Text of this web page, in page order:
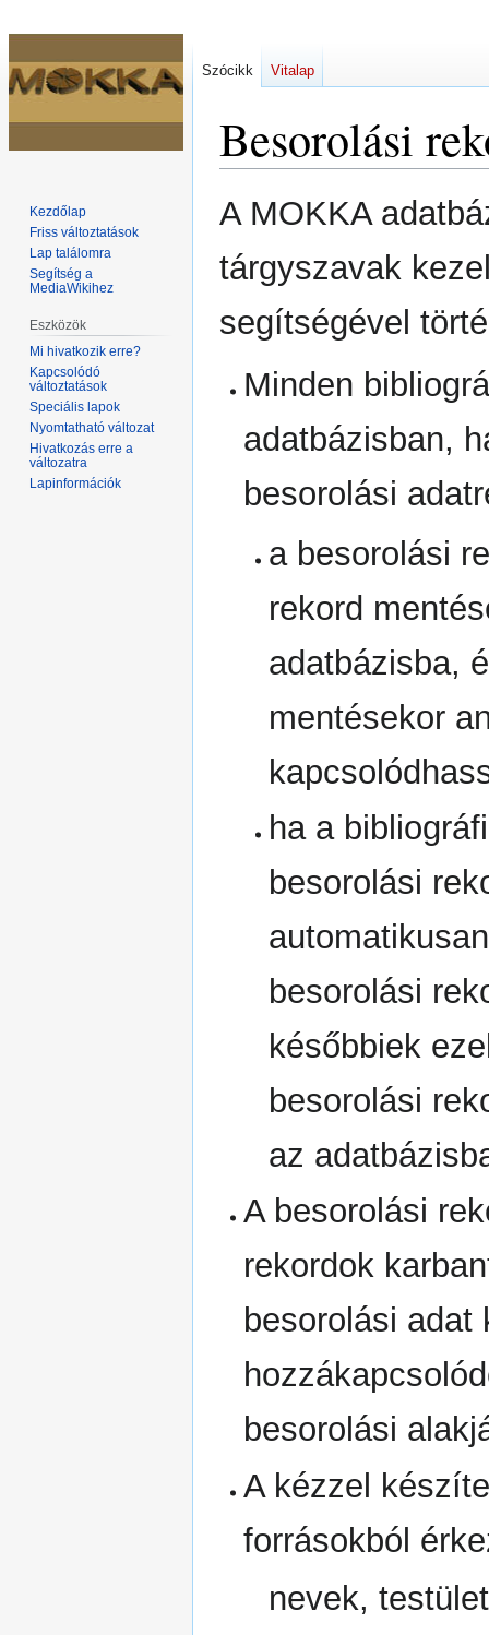
Besorolási
Ugrás
a
Ugrás
a
A MOKKA
tárgyszavak
segítségével
Minden
adatbázisban,
besorolási
a besorolási
rekord
adatbázisba,
mentésekor
ha a
besorolási
besorolási
későbbiek
besorolási
az
A besorolási
rekordok
besorolási
besorolási
A kézzel
forrásokból
nevek,
Szócikk Vitalap
Kezdőlap
Friss változtatások
Lap találomra
Segítség a
MediaWikihez
Eszközök
Mi hivatkozik erre?
Kapcsolódó
változtatások
Speciális lapok
Nyomtatható változat
Hivatkozás erre a
változatra
Lapinformációk